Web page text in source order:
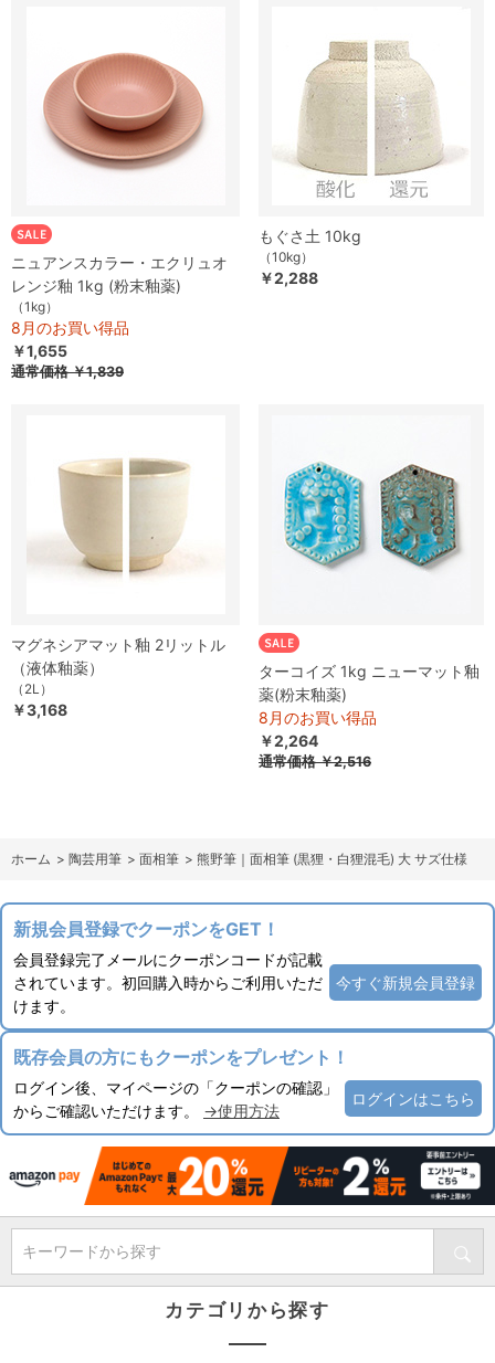
ニュアンスカラー・エクリュオ
レンジ釉 1kg (粉末釉薬)
（1kg）
8月のお買い得品
￥1,655
通常価格￥1,839
もぐさ土 10kg
（10kg）
￥2,288
マグネシアマット釉 2リットル
（液体釉薬）
（2L）
￥3,168
ターコイズ 1kg ニューマット釉
薬(粉末釉薬)
8月のお買い得品
￥2,264
通常価格￥2,516
ホーム > 陶芸用筆 > 面相筆 > 熊野筆｜面相筆 (黒狸・白狸混毛) 大 サズ仕様
新規会員登録でクーポンをGET！
会員登録完了メールにクーポンコードが記載
されています。初回購入時からご利用いただ
けます。
今すぐ新規会員登録
既存会員の方にもクーポンをプレゼント！
ログイン後、マイページの「クーポンの確認」
からご確認いただけます。 →使用方法
ログインはこちら
キーワードから探す
カテゴリから探す